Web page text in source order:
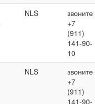
NLS
звоните
+7
(911)
141-90-
10
NLS
звоните
+7
(911)
141-90-